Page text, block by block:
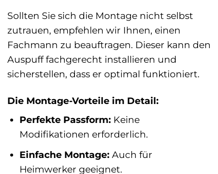
Sollten Sie sich die Montage nicht selbst
zutrauen, empfehlen wir Ihnen, einen
Fachmann zu beauftragen. Dieser kann den
Auspuff fachgerecht installieren und
sicherstellen, dass er optimal funktioniert.
Die Montage-Vorteile im Detail:
Perfekte Passform:Keine
Modifikationen erforderlich.
Einfache Montage:Auch für
Heimwerker geeignet.